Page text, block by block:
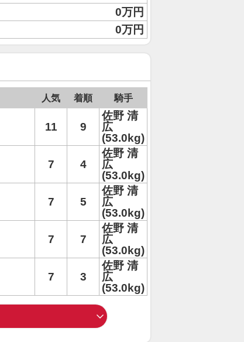
0万円
0万円
人気 着順 騎手
11 9
佐野 清
広
(53.0kg)
7 4
佐野 清
広
(53.0kg)
7 5
佐野 清
広
(53.0kg)
7 7
佐野 清
広
(53.0kg)
7 3
佐野 清
広
(53.0kg)